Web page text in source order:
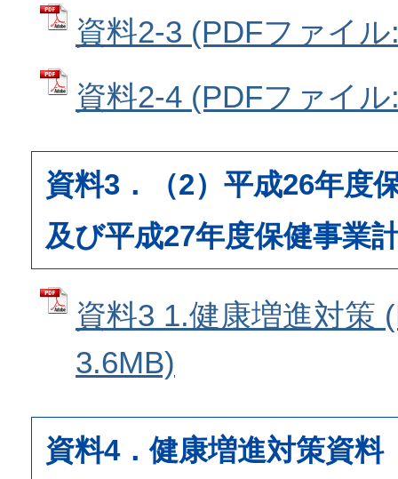
資料2-3 (PDFファイ
資料2-4 (PDFファイ
資料3．（2）平成26年度
及び平成27年度保健事業
資料3 1.健康増進対策
3.6MB)
資料4．健康増進対策資料